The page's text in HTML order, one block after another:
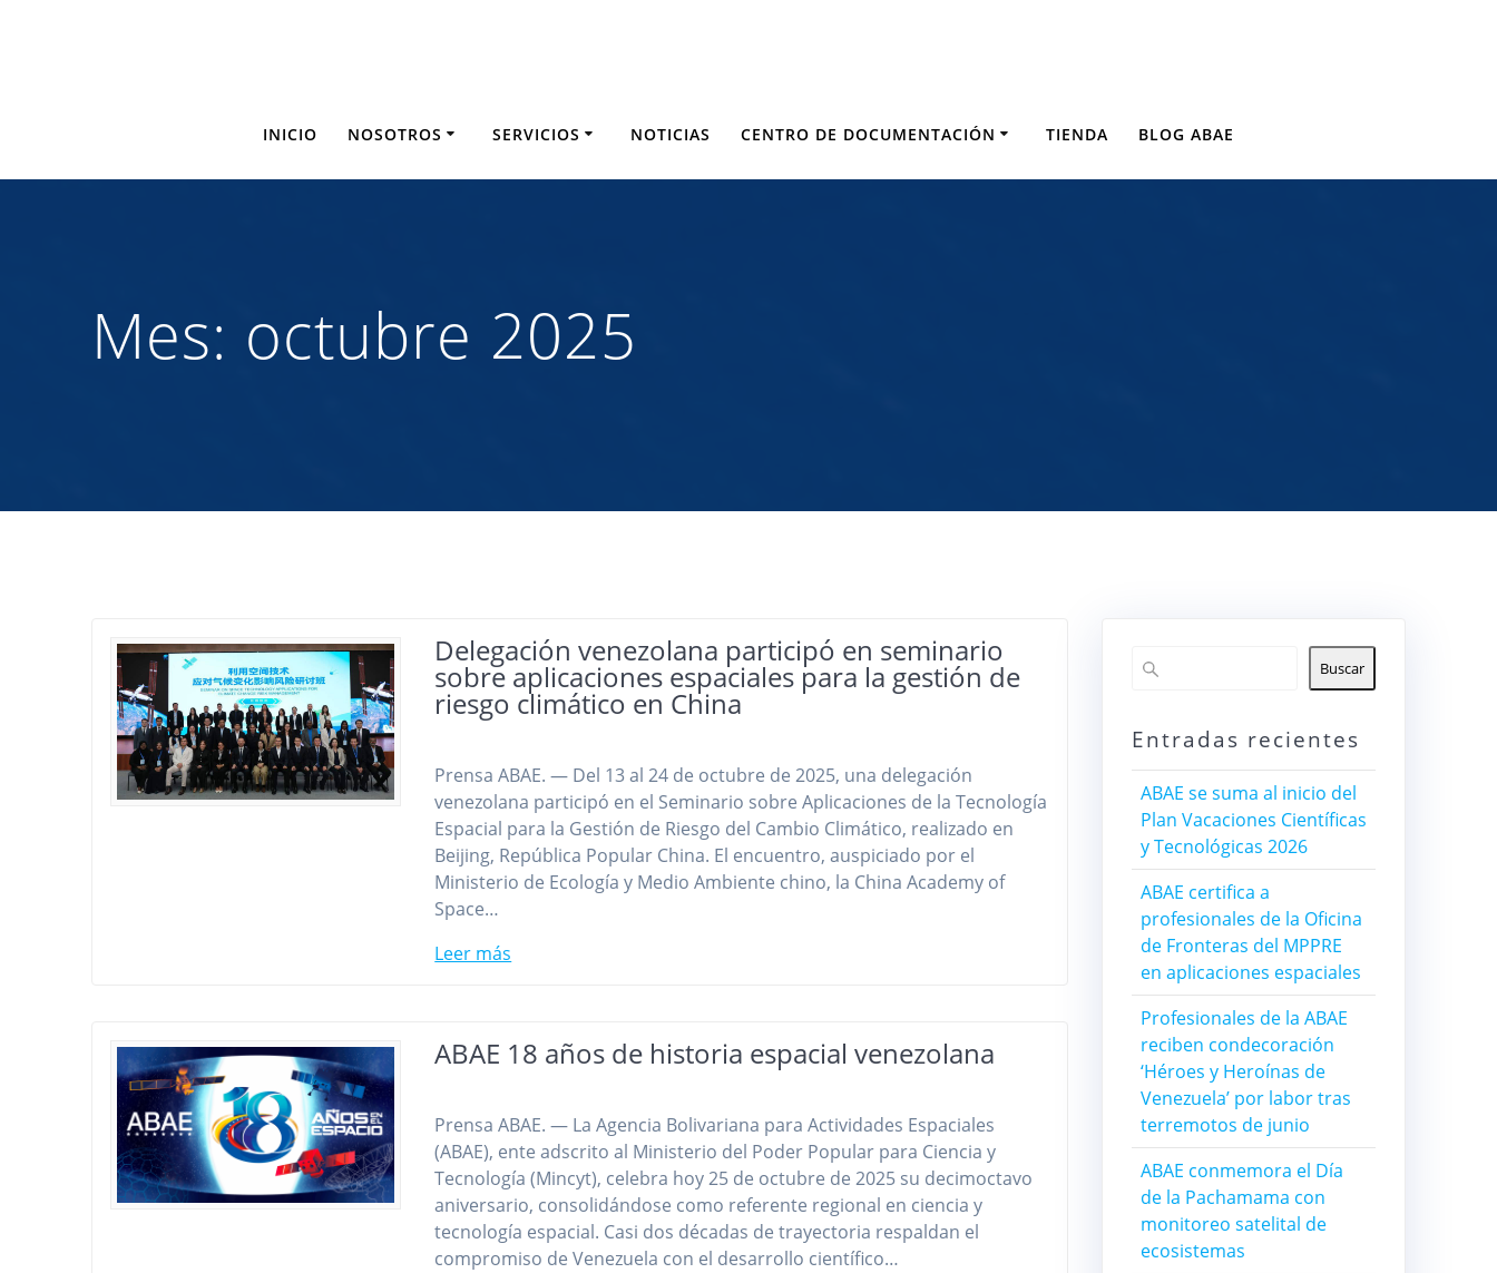
INICIO NOSOTROS SERVICIOS NOTICIAS CENTRO DE DOCUMENTACIÓN TIENDA BLOG ABAE
Mes: octubre 2025
Delegación venezolana participó en seminario
sobre aplicaciones espaciales para la gestión de
riesgo climático en China
Prensa ABAE. — Del 13 al 24 de octubre de 2025, una delegación
venezolana participó en el Seminario sobre Aplicaciones de la Tecnología
Espacial para la Gestión de Riesgo del Cambio Climático, realizado en
Beijing, República Popular China. El encuentro, auspiciado por el
Ministerio de Ecología y Medio Ambiente chino, la China Academy of
Space…
Leer más
ABAE 18 años de historia espacial venezolana
Prensa ABAE. — La Agencia Bolivariana para Actividades Espaciales
(ABAE), ente adscrito al Ministerio del Poder Popular para Ciencia y
Tecnología (Mincyt), celebra hoy 25 de octubre de 2025 su decimoctavo
aniversario, consolidándose como referente regional en ciencia y
tecnología espacial. Casi dos décadas de trayectoria respaldan el
compromiso de Venezuela con el desarrollo científico…
Buscar
Entradas recientes
ABAE se suma al inicio del
Plan Vacaciones Científicas
y Tecnológicas 2026
ABAE certifica a
profesionales de la Oficina
de Fronteras del MPPRE
en aplicaciones espaciales
Profesionales de la ABAE
reciben condecoración
‘Héroes y Heroínas de
Venezuela’ por labor tras
terremotos de junio
ABAE conmemora el Día
de la Pachamama con
monitoreo satelital de
ecosistemas